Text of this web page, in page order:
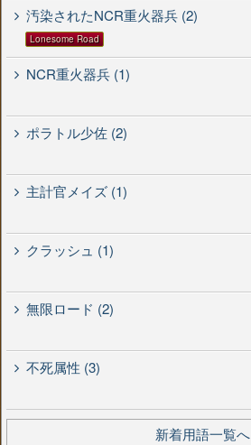
汚染されたNCR重火器兵 (2)
Lonesome Road
NCR重火器兵 (1)
ポラトル少佐 (2)
主計官メイズ (1)
クラッシュ (1)
無限ロード (2)
不死属性 (3)
新着用語一覧へ